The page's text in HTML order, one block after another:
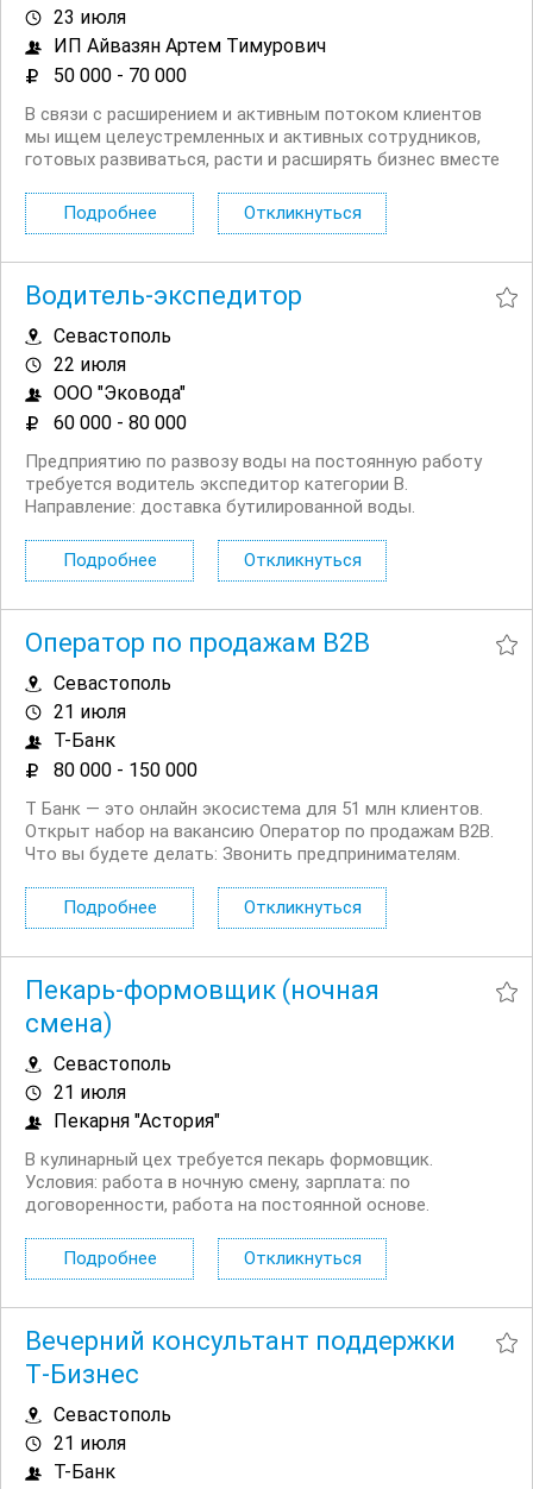
23 июля
ИП Айвазян Артем Тимурович
50 000 - 70 000
В связи с расширением и активным потоком клиентов
мы ищем целеустремленных и активных сотрудников,
готовых развиваться, расти и расширять бизнес вместе
и прозрачную систему премирования (оклад + премия,
совокупный доход в среднем 40 000 ...
Подробнее Откликнуться
Водитель-экспедитор
Севастополь
22 июля
ООО "Эковода"
60 000 - 80 000
Предприятию по развозу воды на постоянную работу
требуется водитель экспедитор категории В.
Направление: доставка бутилированной воды.
хорошие условия труда, зарплата: 60 000 80 000 руб/мес,
график...
Подробнее Откликнуться
Оператор по продажам B2B
Севастополь
21 июля
Т-Банк
80 000 - 150 000
Т Банк — это онлайн экосистема для 51 млн клиентов.
Открыт набор на вакансию Оператор по продажам B2B.
Что вы будете делать: Звонить предпринимателям.
потребности клиентов и подбирать нужные услуги. Мы
действительно пытаемся помочь и быть...
Подробнее Откликнуться
Пекарь-формовщик (ночная
смена)
Севастополь
21 июля
Пекарня "Астория"
В кулинарный цех требуется пекарь формовщик.
Условия: работа в ночную смену, зарплата: по
договоренности, работа на постоянной основе.
строго с 09.00 до 13.00 в будние...
Подробнее Откликнуться
Вечерний консультант поддержки
Т‑Бизнес
Севастополь
21 июля
Т-Банк